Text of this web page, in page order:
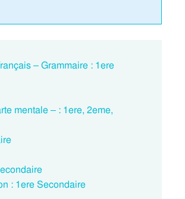
– Grammaire : 1ere
mentale – : 1ere, 2eme,
: 1ere Secondaire